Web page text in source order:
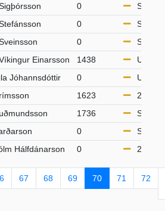
0
S65
0
S65
0
S50
Einarsson 1438
U16
Jóhannsdóttir 0
U20
1623
21-49
1736
S50
0
S65
Hálfdánarson 0 21-49
67 68 69 70 71 72